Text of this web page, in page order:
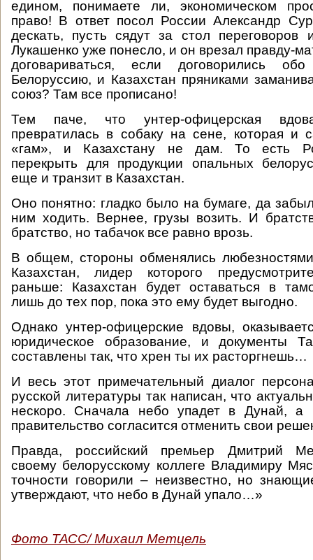
едином, понимаете ли, экономическом
право! В ответ посол России Александр
дескать, пусть сядут за стол переговоров
Лукашенко уже понесло, и он врезал правду-
договариваться, если договорились
Белоруссию, и Казахстан пряниками
союз? Там все прописано!
Тем паче, что унтер-офицерская
превратилась в собаку на сене, которая и
«гам», и Казахстану не дам. То есть
перекрыть для продукции опальных
еще и транзит в Казахстан.
Оно понятно: гладко было на бумаге, да
ним ходить. Вернее, грузы возить. И
братство, но табачок все равно врозь.
В общем, стороны обменялись
Казахстан, лидер которого
раньше: Казахстан будет оставаться в
лишь до тех пор, пока это ему будет выгодно.
Однако унтер-офицерские вдовы,
юридическое образование, и документы
составлены так, что хрен ты их расторгнешь…
И весь этот примечательный диалог
русской литературы так написан, что
нескоро. Сначала небо упадет в Дунай, а
правительство согласится отменить свои
Правда, российский премьер Дмитрий
своему белорусскому коллеге Владимиру
точности говорили – неизвестно, но
утверждают, что небо в Дунай упало…»
Фото ТАСС/ Михаил Метцель